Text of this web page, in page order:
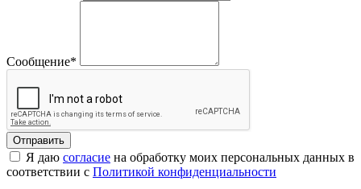
Сообщение*
Я даю согласие на обработку моих персональных данных в
соответствии с Политикой конфиденциальности